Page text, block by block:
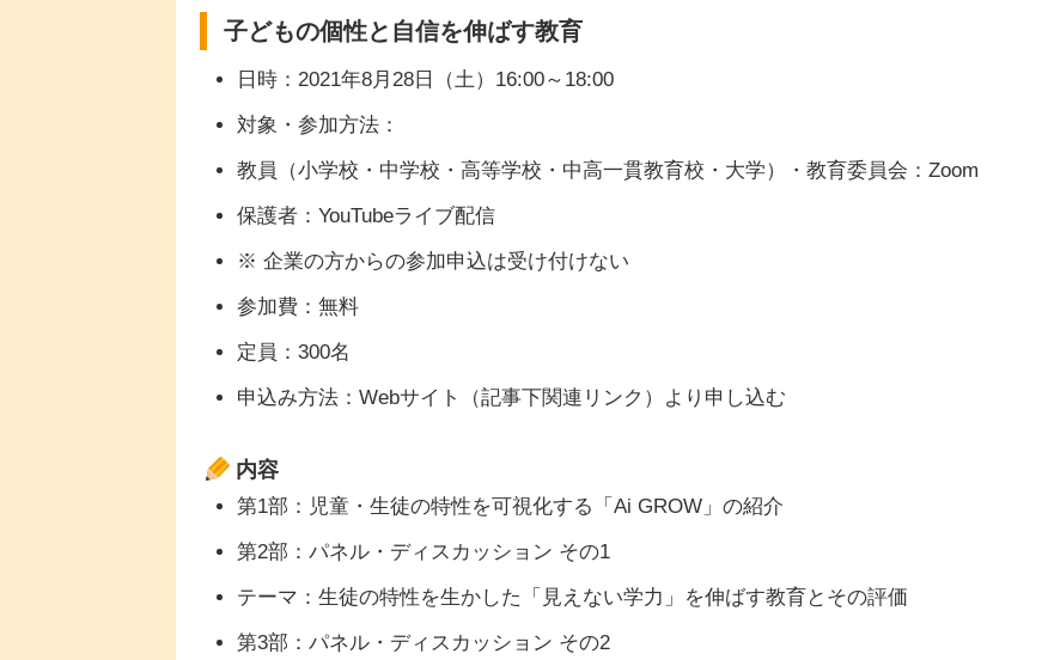
子どもの個性と自信を伸ばす教育
日時：2021年8月28日（土）16:00～18:00
対象・参加方法：
教員（小学校・中学校・高等学校・中高一貫教育校・大学）・教育委員会：Zoom
保護者：YouTubeライブ配信
※ 企業の方からの参加申込は受け付けない
参加費：無料
定員：300名
申込み方法：Webサイト（記事下関連リンク）より申し込む
内容
第1部：児童・生徒の特性を可視化する「Ai GROW」の紹介
第2部：パネル・ディスカッション その1
テーマ：生徒の特性を生かした「見えない学力」を伸ばす教育とその評価
第3部：パネル・ディスカッション その2